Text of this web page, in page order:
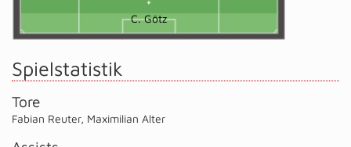
C. Götz
Spielstatistik
Tore
Fabian Reuter, Maximilian Alter